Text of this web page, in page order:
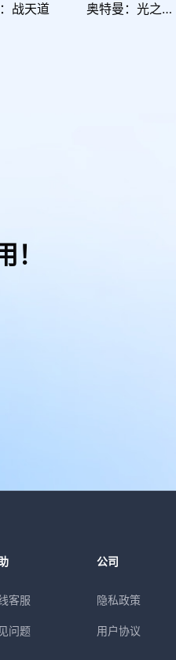
战天道 奥特曼：光之战士
客服
问题
公司
隐私政策
用户协议